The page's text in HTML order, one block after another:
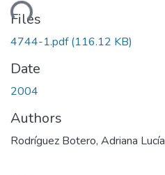
Files
4744-1.pdf(116.12 KB)
Date
2004
Authors
Rodríguez Botero, Adriana Lucía